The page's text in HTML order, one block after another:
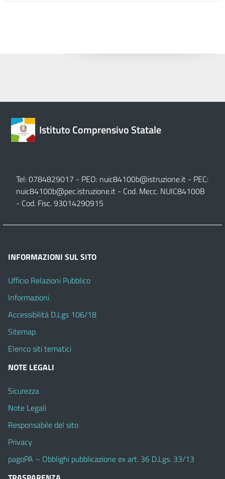
Istituto Comprensivo Statale
Tel: 0784829017 - PEO: nuic84100b@istruzione.it - PEC:
nuic84100b@pec.istruzione.it - Cod. Mecc. NUIC84100B
- Cod. Fisc. 93014290915
INFORMAZIONI SUL SITO
Ufficio Relazioni Pubblico
Informazioni
Accessibilità D.Lgs 106/18
Sitemap
Elenco siti tematici
NOTE LEGALI
Sicurezza
Note Legali
Responsabile del sito
Privacy
pagoPA – Obblighi pubblicazione ex art. 36 D.Lgs. 33/13